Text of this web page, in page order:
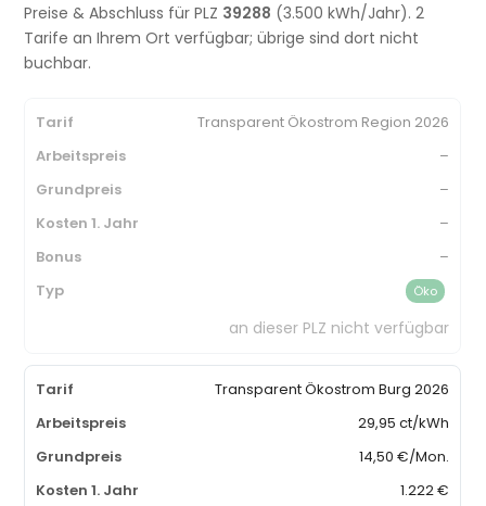
Preise & Abschluss für PLZ 39288 (3.500 kWh/Jahr). 2
Tarife an Ihrem Ort verfügbar; übrige sind dort nicht
buchbar.
Transparent Ökostrom Region 2026
–
–
–
–
Öko
an dieser PLZ nicht verfügbar
Transparent Ökostrom Burg 2026
29,95 ct/kWh
14,50 €/Mon.
1.222 €